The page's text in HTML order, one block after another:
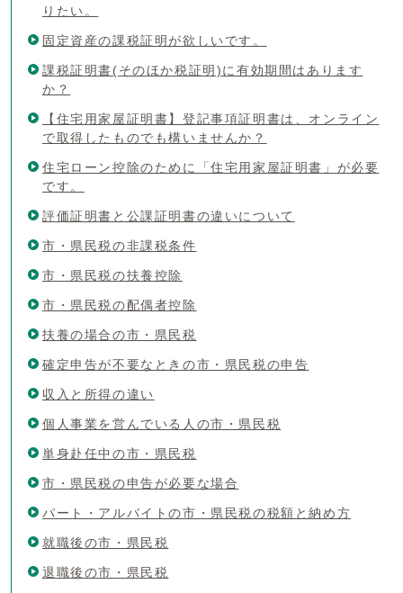
りたい。
固定資産の課税証明が欲しいです。
課税証明書(そのほか税証明)に有効期間はあります
か？
【住宅用家屋証明書】登記事項証明書は、オンライン
で取得したものでも構いませんか？
住宅ローン控除のために「住宅用家屋証明書」が必要
です。
評価証明書と公課証明書の違いについて
市・県民税の非課税条件
市・県民税の扶養控除
市・県民税の配偶者控除
扶養の場合の市・県民税
確定申告が不要なときの市・県民税の申告
収入と所得の違い
個人事業を営んでいる人の市・県民税
単身赴任中の市・県民税
市・県民税の申告が必要な場合
パート・アルバイトの市・県民税の税額と納め方
就職後の市・県民税
退職後の市・県民税